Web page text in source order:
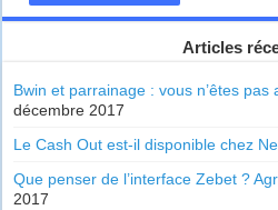
Articles
Bwin et parrainage : vous n’êtes
décembre 2017
Le Cash Out est-il disponible chez
Que penser de l’interface Zebet ?
2017